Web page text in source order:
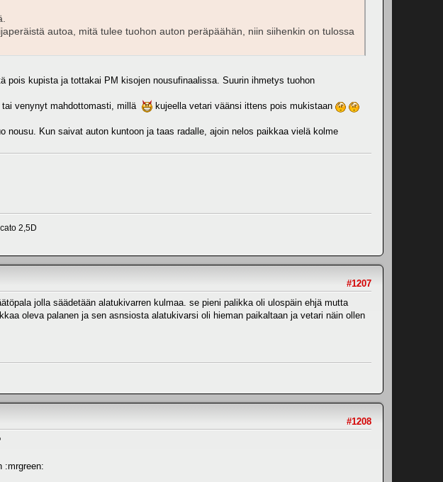
autoa, mitä tulee tuohon auton peräpäähän, niin siihenkin on tulossa
pois kupista ja tottakai PM kisojen nousufinaalissa. Suurin ihmetys tuohon
venynyt mahdottomasti, millä
kujeella vetari väänsi ittens pois mukistaan
Kun saivat auton kuntoon ja taas radalle, ajoin nelos paikkaa vielä kolme
2,5D
#1207
jolla säädetään alatukivarren kulmaa. se pieni palikka oli ulospäin ehjä mutta
oleva palanen ja sen asnsiosta alatukivarsi oli hieman paikaltaan ja vetari näin ollen
#1208
:mrgreen: